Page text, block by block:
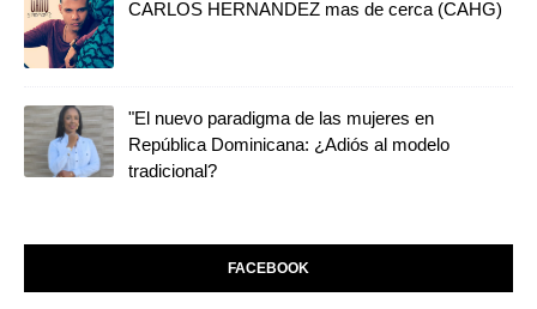
CARLOS HERNANDEZ mas de cerca (CAHG)
"El nuevo paradigma de las mujeres en
República Dominicana: ¿Adiós al modelo
tradicional?
FACEBOOK